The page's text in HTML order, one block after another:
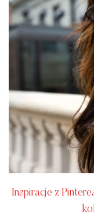
Inspiracje z